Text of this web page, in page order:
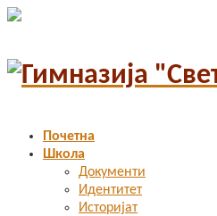
Почетна
Школа
Документи
Идентитет
Историјат